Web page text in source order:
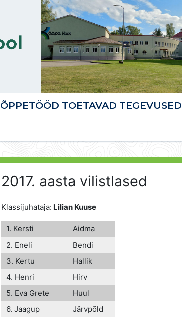
ÕPPETÖÖD TOETAVAD TEGEVUSED
2017. aasta vilistlased
Klassijuhataja: Lilian Kuuse
1. Kersti
Aidma
2. Eneli
Bendi
3. Kertu
Hallik
4. Henri
Hirv
5. Eva Grete
Huul
6. Jaagup
Järvpõld